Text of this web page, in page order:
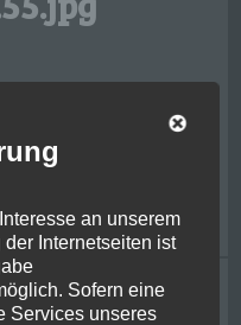
an unserem
Internetseiten ist
Sofern eine
Services unseres